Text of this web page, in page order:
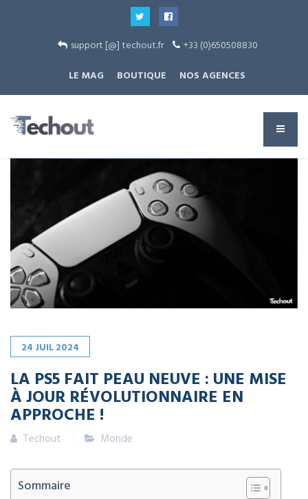
support [@] techout.fr
+33 (0)650508830
LE MAG
BOUTIQUE NOS AGENCES
24 JUIL2024
LA PS5 FAIT PEAU NEUVE : UNE MISE
À JOUR RÉVOLUTIONNAIRE EN
APPROCHE !
Techout Monde
Sommaire